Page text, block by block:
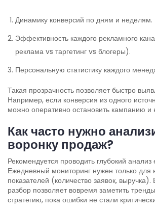
Динамику конверсий по дням и неделям.
Эффективность каждого рекламного
реклама vs таргетинг vs блогеры).
Персональную статистику каждого
Такая прозрачность позволяет быстро
Например, если конверсия из одного
можно оперативно остановить кампанию и
Как часто нужно
воронку продаж?
Рекомендуется проводить глубокий
Ежедневный мониторинг нужен только для
показателей (количество заявок,
разбор позволяет вовремя заметить
стратегию, пока ошибки не стали